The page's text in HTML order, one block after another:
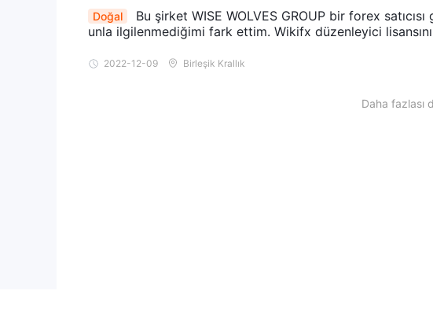
Doğal
Bu şirket WISE WOLVES GROUP bir forex
unla ilgilenmediğimi fark ettim. Wikifx düzenleyici
2022-12-09 Birleşik Krallık
Daha fazlası